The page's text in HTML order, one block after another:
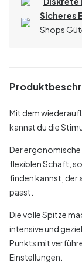
Sicheres
Shops
Mit dem
kannst du die
Der ergonomische
flexiblen Schaft,
finden kannst, der
passt.
Die volle Spitze
intensive und
Punkts mit
Einstellungen.